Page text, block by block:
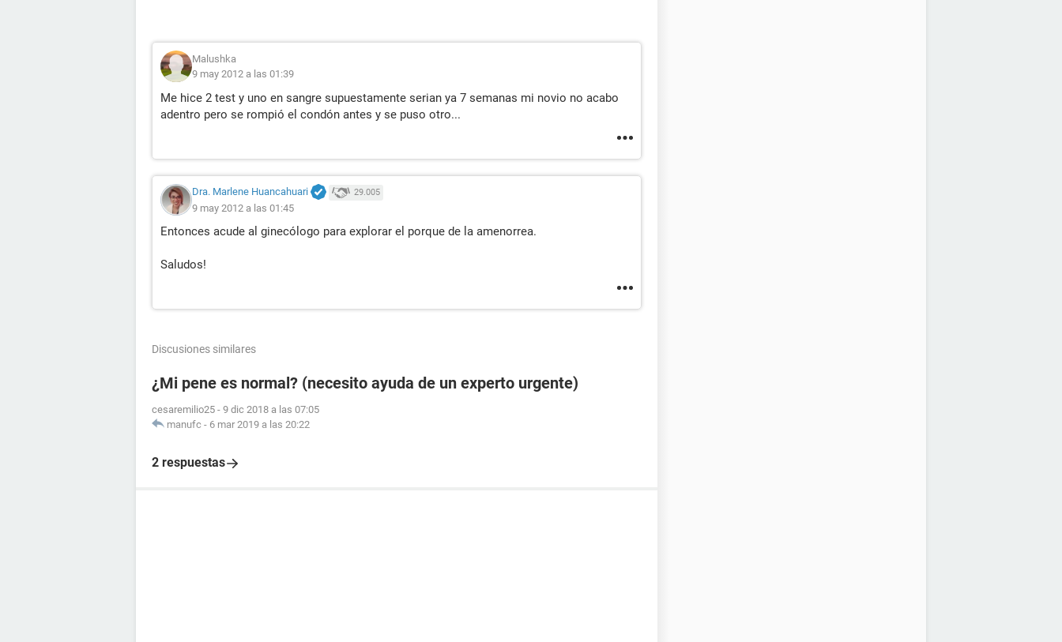
Malushka
9 may 2012 a las 01:39
Me hice 2 test y uno en sangre supuestamente serian ya 7 semanas mi novio no acabo
adentro pero se rompió el condón antes y se puso otro...
Dra. Marlene Huancahuari 29.005
9 may 2012 a las 01:45
Entonces acude al ginecólogo para explorar el porque de la amenorrea.
Saludos!
Discusiones similares
¿Mi pene es normal? (necesito ayuda de un experto urgente)
cesaremilio25 - 9 dic 2018 a las 07:05
manufc - 6 mar 2019 a las 20:22
2 respuestas